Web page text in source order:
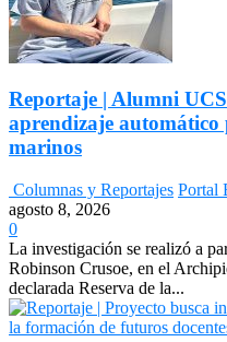
Reportaje | Alumni
aprendizaje automático
marinos
Columnas y Reportajes Portal
agosto 8, 2026
0
La investigación se realizó a
Robinson Crusoe, en el
declarada Reserva de la...